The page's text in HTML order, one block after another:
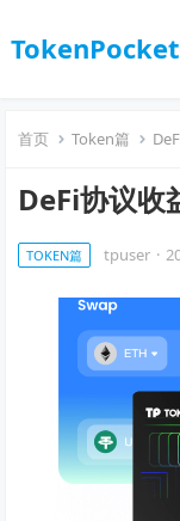
TokenPocket
首页 Token篇
DeFi协议收
TOKEN篇 tpuser ·